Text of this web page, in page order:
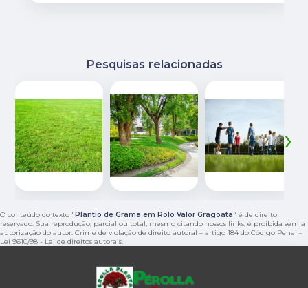
Pesquisas relacionadas
‹ ›
O conteúdo do texto "Plantio de Grama em Rolo Valor Gragoata" é de direito
reservado. Sua reprodução, parcial ou total, mesmo citando nossos links, é proibida sem a
autorização do autor. Crime de violação de direito autoral – artigo 184 do Código Penal –
Lei 9610/98 - Lei de direitos autorais.